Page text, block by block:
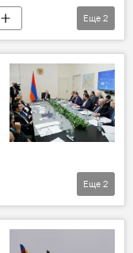
Еще 2
Еще 2